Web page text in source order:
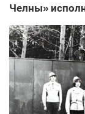
Челны»